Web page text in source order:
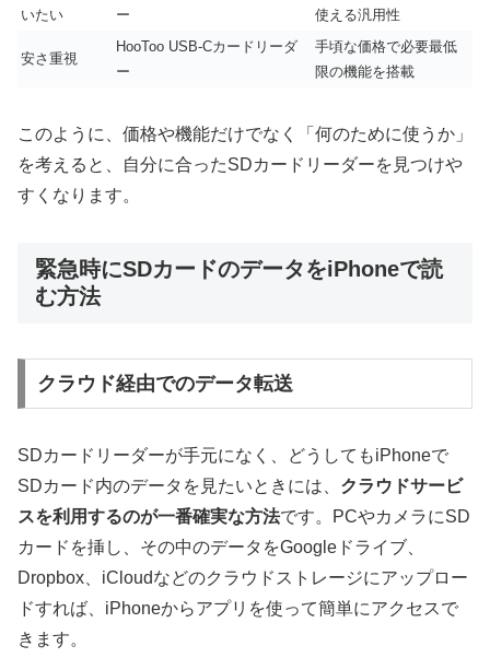
いたい
ー
使える汎用性
安さ重視
HooToo USB-Cカードリーダ
ー
手頃な価格で必要最低
限の機能を搭載
このように、価格や機能だけでなく「何のために使うか」
を考えると、自分に合ったSDカードリーダーを見つけや
すくなります。
緊急時にSDカードのデータをiPhoneで読
む方法
クラウド経由でのデータ転送
SDカードリーダーが手元になく、どうしてもiPhoneで
SDカード内のデータを見たいときには、 クラウドサービ
スを利用するのが一番確実な方法です。PCやカメラにSD
カードを挿し、その中のデータをGoogleドライブ、
Dropbox、iCloudなどのクラウドストレージにアップロー
ドすれば、iPhoneからアプリを使って簡単にアクセスで
きます。